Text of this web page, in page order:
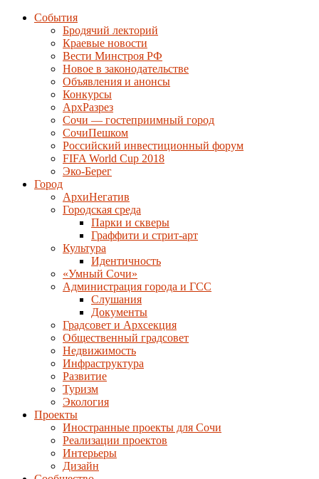
События
Бродячий лекторий
Краевые новости
Вести Минстроя РФ
Новое в законодательстве
Объявления и анонсы
Конкурсы
АрхРазрез
Сочи — гостеприимный город
СочиПешком
Российский инвестиционный форум
FIFA World Cup 2018
Эко-Берег
Город
АрхиНегатив
Городская среда
Парки и скверы
Граффити и стрит-арт
Культура
Идентичность
«Умный Сочи»
Администрация города и ГСС
Слушания
Документы
Градсовет и Архсекция
Общественный градсовет
Недвижимость
Инфраструктура
Развитие
Туризм
Экология
Проекты
Иностранные проекты для Сочи
Реализации проектов
Интерьеры
Дизайн